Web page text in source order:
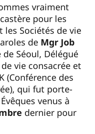
vraiment
pour les
Sociétés de vie
de Mgr Job
Séoul, Délégué
vie consacrée et
(Conférence des
qui fut porte-
venus à
dernier pour